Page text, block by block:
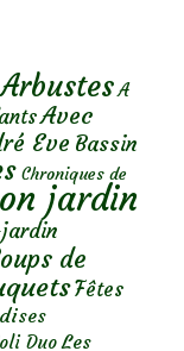
A
Avec
Eve Bassin
Chroniques de
jardin
de
Fêtes
Duo Les